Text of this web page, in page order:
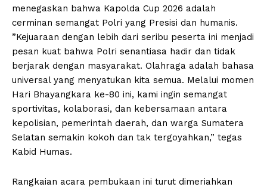
menegaskan bahwa Kapolda Cup 2026 adalah
cerminan semangat Polri yang Presisi dan humanis.
​”Kejuaraan dengan lebih dari seribu peserta ini menjadi
pesan kuat bahwa Polri senantiasa hadir dan tidak
berjarak dengan masyarakat. Olahraga adalah bahasa
universal yang menyatukan kita semua. Melalui momen
Hari Bhayangkara ke-80 ini, kami ingin semangat
sportivitas, kolaborasi, dan kebersamaan antara
kepolisian, pemerintah daerah, dan warga Sumatera
Selatan semakin kokoh dan tak tergoyahkan,” tegas
Kabid Humas.
​Rangkaian acara pembukaan ini turut dimeriahkan